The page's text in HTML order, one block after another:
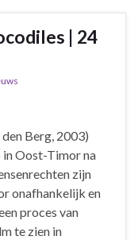
| 24
Berg, 2003)
in Oost-Timor na
zijn
onafhankelijk en
proces van
te zien in